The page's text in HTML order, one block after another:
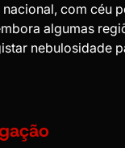
com céu
algumas
nebulosidade